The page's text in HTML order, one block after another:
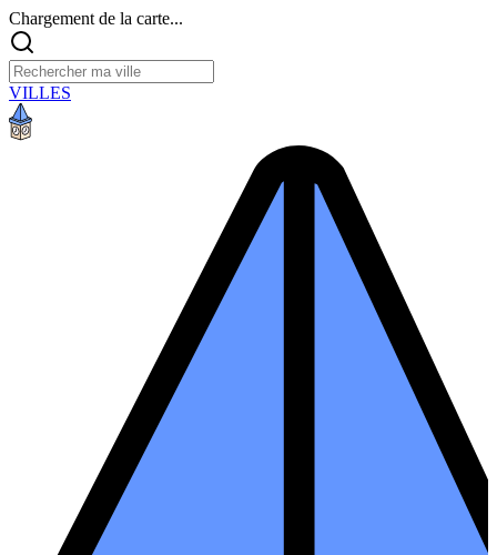
Chargement de la carte...
VILLES